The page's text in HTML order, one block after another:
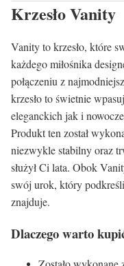
Krzesło Vanity
Vanity to krzesło, które
każdego miłośnika
połączeniu z
krzesło to świetnie
eleganckich jak i
Produkt ten został
niezwykle stabilny oraz
służył Ci lata. Obok
swój urok, który
znajduje.
Dlaczego warto